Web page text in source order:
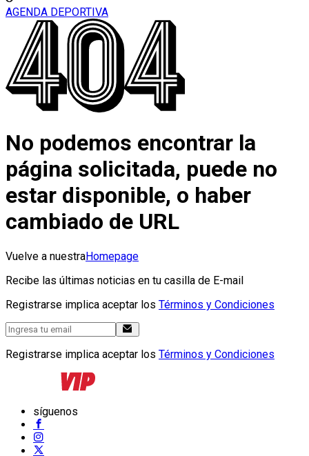
AGENDA DEPORTIVA
No podemos encontrar la
página solicitada, puede no
estar disponible, o haber
cambiado de URL
Vuelve a nuestraHomepage
Recibe las últimas noticias en tu casilla de E-mail
Registrarse implica aceptar los Términos y Condiciones
Registrarse implica aceptar los Términos y Condiciones
síguenos